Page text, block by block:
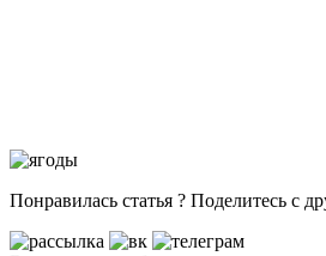
Понравилась статья ? Поделитесь с